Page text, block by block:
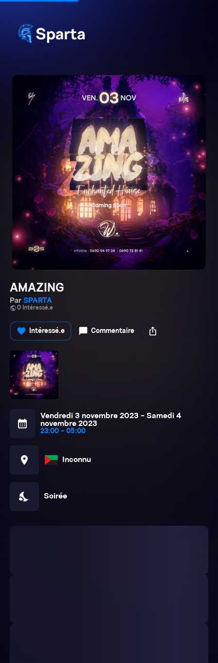
AMAZING
Par SPARTA
public0 Intéressé.e
favorite Intéressé.e chat_bubble Commentaire ios_share
calendar_month
Vendredi 3 novembre 2023 - Samedi 4
novembre 2023
23:00 - 05:00
location_on Inconnu
nights_stay Soirée